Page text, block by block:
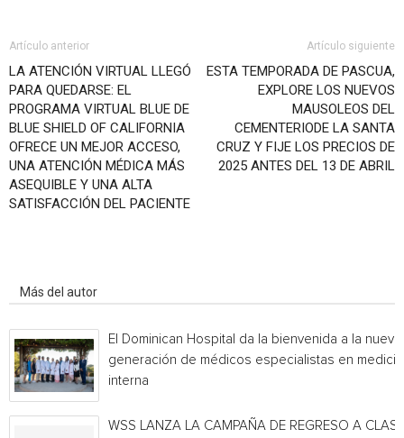
Artículo anterior
LA ATENCIÓN VIRTUAL LLEGÓ
PARA QUEDARSE: EL
PROGRAMA VIRTUAL BLUE DE
BLUE SHIELD OF CALIFORNIA
OFRECE UN MEJOR ACCESO,
UNA ATENCIÓN MÉDICA MÁS
ASEQUIBLE Y UNA ALTA
SATISFACCIÓN DEL PACIENTE
Artículo siguiente
ESTA TEMPORADA DE PASCUA,
EXPLORE LOS NUEVOS
MAUSOLEOS DEL
CEMENTERIODE LA SANTA
CRUZ Y FIJE LOS PRECIOS DE
2025 ANTES DEL 13 DE ABRIL
Más del autor
El Dominican Hospital da la bienvenida a la nueva
generación de médicos especialistas en
interna
WSS LANZA LA CAMPAÑA DE REGRESO A